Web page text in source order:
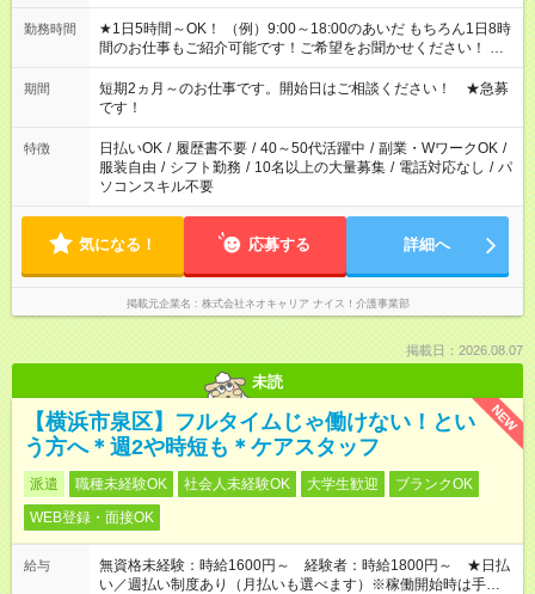
勤務時間
★1日5時間～OK！ （例）9:00～18:00のあいだ もちろん1日8時
間のお仕事もご紹介可能です！ご希望をお聞かせください！ ※
週最低15時間以上の勤務が必要です
期間
短期2ヵ月～のお仕事です。開始日はご相談ください！ ★急募
です！
特徴 日払いOK / 履歴書不要 / 40～50代活躍中 / 副業・WワークOK /
服装自由 / シフト勤務 / 10名以上の大量募集 / 電話対応なし / パ
ソコンスキル不要
気になる！ 応募する 詳細へ
掲載元企業名 株式会社ネオキャリア ナイス！介護事業部
掲載日：2026.08.07
未読
NEW
【横浜市泉区】フルタイムじゃ働けない！とい
う方へ＊週2や時短も＊ケアスタッフ
派遣 職種未経験OK 社会人未経験OK 大学生歓迎
ブランクOK
WEB登録・面接OK
給与
無資格未経験：時給1600円～ 経験者：時給1800円～ ★日払
い／週払い制度あり（月払いも選べます）※稼働開始時は手続き